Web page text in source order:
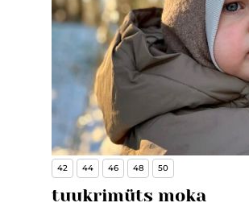
42 44 46 48 50
tuukrimüts moka